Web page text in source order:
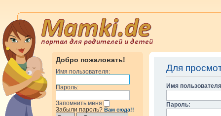
Добро пожаловать!
Имя пользователя:
Пароль:
Запомнить меня
Забыли пароль? Вам сюда!!
Для
Имя
Пароль: